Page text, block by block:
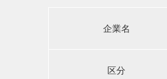
企業名
区分